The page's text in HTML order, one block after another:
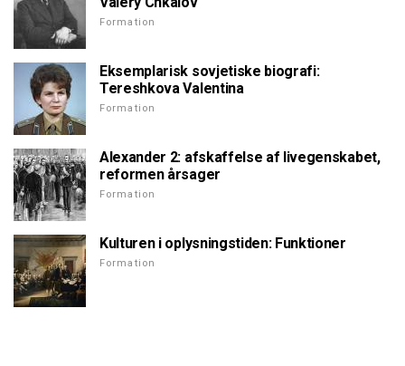
Formation
Eksemplarisk sovjetiske biografi:
Tereshkova Valentina
Formation
Alexander 2: afskaffelse af livegenskabet,
reformen årsager
Formation
Kulturen i oplysningstiden: Funktioner
Formation